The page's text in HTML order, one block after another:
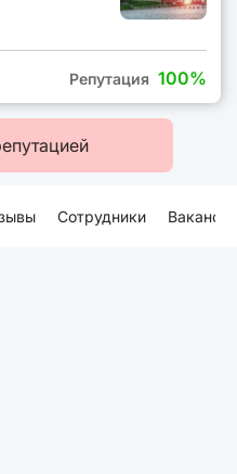
Репутация 100%
Сотрудники Вакансии